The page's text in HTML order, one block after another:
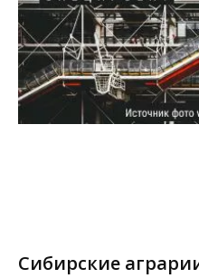
Сибирские